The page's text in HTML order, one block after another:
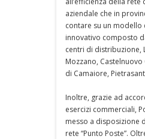
aziendale che in
contare su un modello
innovativo composto
centri di distribuzione,
Mozzano,
di Camaiore,
Inoltre, grazie ad
esercizi commerciali,
messo a disposizione
rete “Punto Poste”.